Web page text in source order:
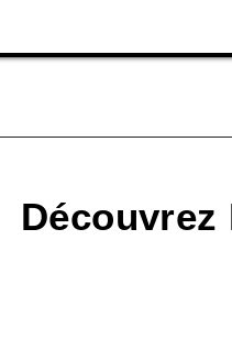
Découvrez